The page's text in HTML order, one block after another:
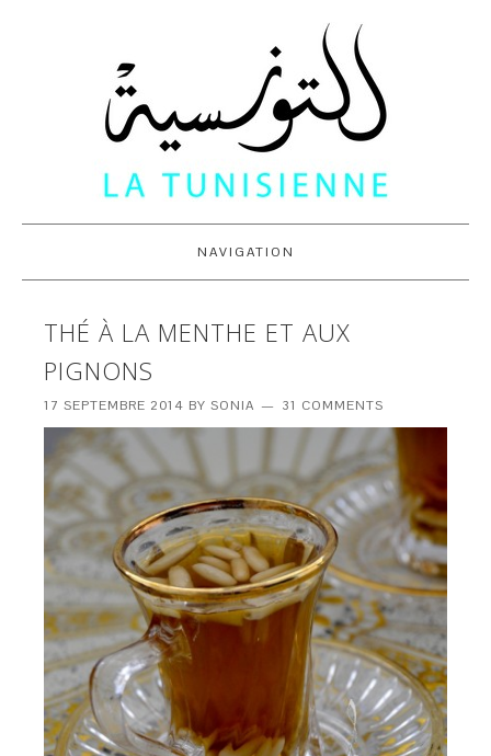
NAVIGATION
THÉ À LA MENTHE ET AUX
PIGNONS
17 SEPTEMBRE 2014 BYSONIA 31 COMMENTS